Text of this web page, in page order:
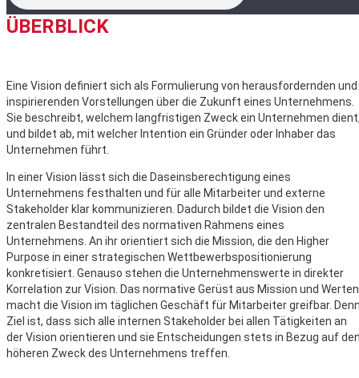
ÜBERBLICK
Eine Vision definiert sich als Formulierung von herausfordernden und
inspirierenden Vorstellungen über die Zukunft eines Unternehmens.
Sie beschreibt, welchem langfristigen Zweck ein Unternehmen
und bildet ab, mit welcher Intention ein Gründer oder Inhaber das
Unternehmen führt.
In einer Vision lässt sich die Daseinsberechtigung eines
Unternehmens festhalten und für alle Mitarbeiter und externe
Stakeholder klar kommunizieren. Dadurch bildet die Vision den
zentralen Bestandteil des normativen Rahmens eines
Unternehmens. An ihr orientiert sich die Mission, die den Higher
Purpose in einer strategischen Wettbewerbspositionierung
konkretisiert. Genauso stehen die Unternehmenswerte in direkter
Korrelation zur Vision. Das normative Gerüst aus Mission und Werten
macht die Vision im täglichen Geschäft für Mitarbeiter greifbar.
Ziel ist, dass sich alle internen Stakeholder bei allen Tätigkeiten an
der Vision orientieren und sie Entscheidungen stets in Bezug auf
höheren Zweck des Unternehmens treffen.